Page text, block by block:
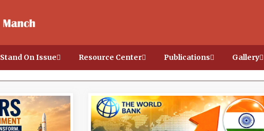
Stand On Issue Resource Center Publications Gallery